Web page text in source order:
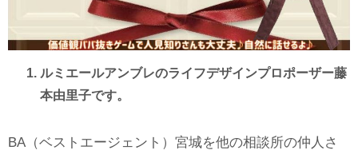
ルミエールアンブレのライフデザインプロポーザー藤
本由里子です。
BA（ベストエージェント）宮城を他の相談所の仲人さ